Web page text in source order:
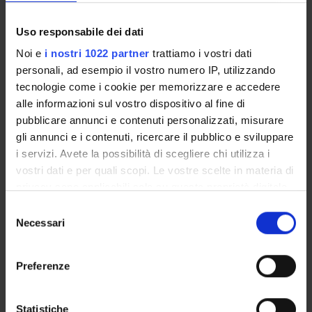
Uso responsabile dei dati
Noi e i nostri 1022 partner trattiamo i vostri dati
personali, ad esempio il vostro numero IP, utilizzando
tecnologie come i cookie per memorizzare e accedere
alle informazioni sul vostro dispositivo al fine di
pubblicare annunci e contenuti personalizzati, misurare
gli annunci e i contenuti, ricercare il pubblico e sviluppare
i servizi. Avete la possibilità di scegliere chi utilizza i
vostri dati e per quali scopi. Le vostre scelte in materia di
modificare o revocare il proprio consenso in qualsiasi
momento dalla Dichiarazione sui cookie o facendo clic
raccogliere informazioni sulla tua posizione
delNecessari
Preferenze
Statistiche
Academic Calendar
Lesson timetable
Degree Programme
Exam calendar
Notices
Thesis and internship proposals
Governing bodies
Faculty staff
PHD PROGRAMMES AND POSTGRADUATE